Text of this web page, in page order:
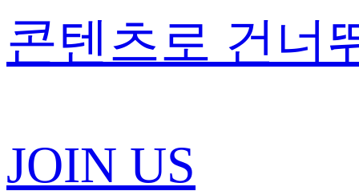
콘텐츠로 건너
JOIN US